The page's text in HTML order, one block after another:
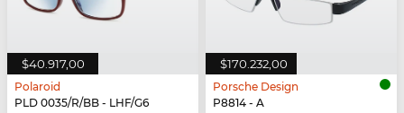
$40.917,00
Polaroid
PLD 0035/R/BB - LHF/G6
$170.232,00
Porsche Design
P8814 - A